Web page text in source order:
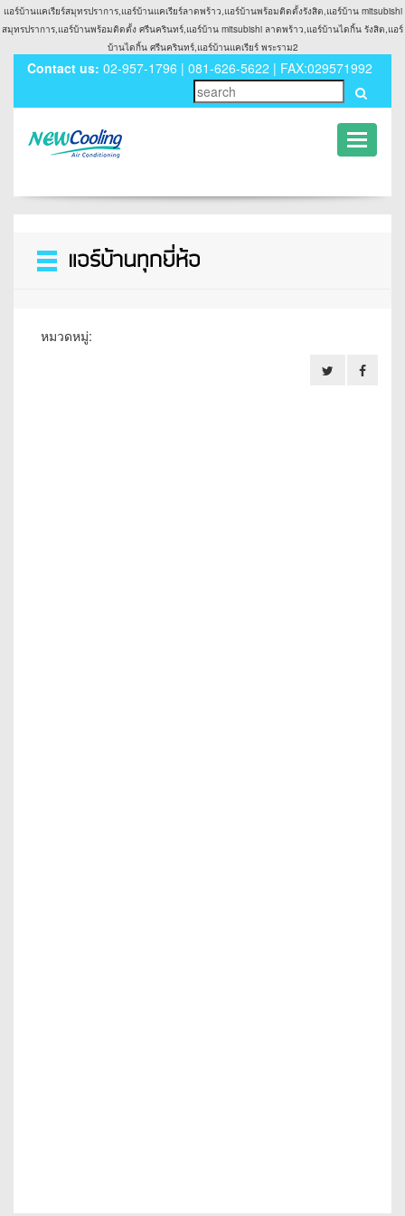
แอร์บ้านแคเรียร์สมุทรปราการ,แอร์บ้านแคเรียร์ลาดพร้าว,แอร์บ้านพร้อมติดตั้งรังสิต,แอร์บ้าน mitsubishi
สมุทรปราการ,แอร์บ้านพร้อมติดตั้ง ศรีนครินทร์,แอร์บ้าน mitsubishi ลาดพร้าว,แอร์บ้านไดกิ้น รังสิต,แอร์
บ้านไดกิ้น ศรีนครินทร์,แอร์บ้านแคเรียร์ พระราม2
Contact us: 02-957-1796 | 081-626-5622 | FAX:029571992
Toggle
Toggle
navigation
หมวดหมู่: